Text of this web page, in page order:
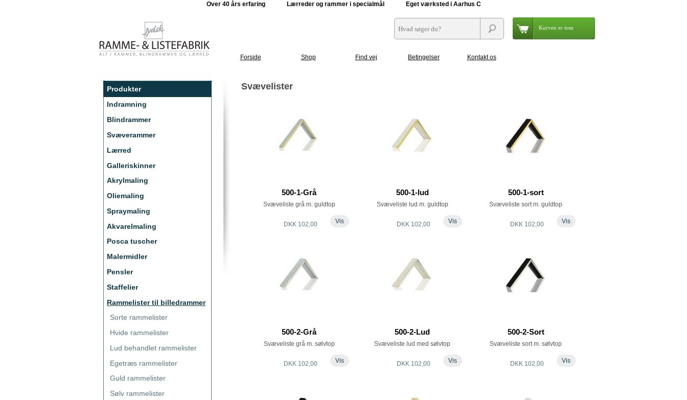
Over 40 års erfaring Lærreder og rammer i specialmål Eget værksted i Aarhus C
Kurven er tom
Forside Shop Find vej Betingelser Kontakt os
Produkter
Indramning
Blindrammer
Svæverammer
Lærred
Galleriskinner
Akrylmaling
Oliemaling
Spraymaling
Akvarelmaling
Posca tuscher
Malermidler
Pensler
Staffelier
Rammelister til billedrammer
Sorte rammelister
Hvide rammelister
Lud behandlet rammelister
Egetræs rammelister
Guld rammelister
Sølv rammelister
Svævelister
500-1-Grå
Svæveliste grå m. guldtop
Vis
DKK 102,00
500-1-lud
Svæveliste lud m. guldtop
Vis
DKK 102,00
500-1-sort
Svæveliste sort m. guldtop
Vis
DKK 102,00
500-2-Grå
Svæveliste grå m. sølvtop
Vis
DKK 102,00
500-2-Lud
Svæveliste lud med sølvtop
Vis
DKK 102,00
500-2-Sort
Svæveliste sort m. sølvtop
Vis
DKK 102,00